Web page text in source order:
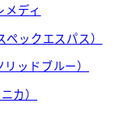
メディ
ックエスパス）
ッドブルー）
カ）